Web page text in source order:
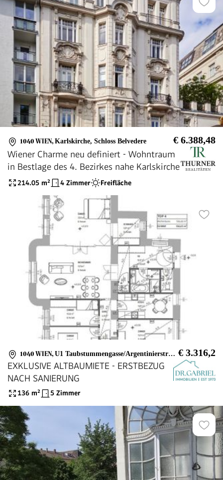
1040 WIEN, Karlskirche, Schloss Belvedere € 6.388,48
Wiener Charme neu definiert - Wohntraum
in Bestlage des 4. Bezirkes nahe Karlskirche
214.05 m² 4 Zimmer Freifläche
1040 WIEN, U1 Taubstummengasse/Argentinierstraße € 3.316,2
EXKLUSIVE ALTBAUMIETE - ERSTBEZUG
NACH SANIERUNG
136 m² 5 Zimmer